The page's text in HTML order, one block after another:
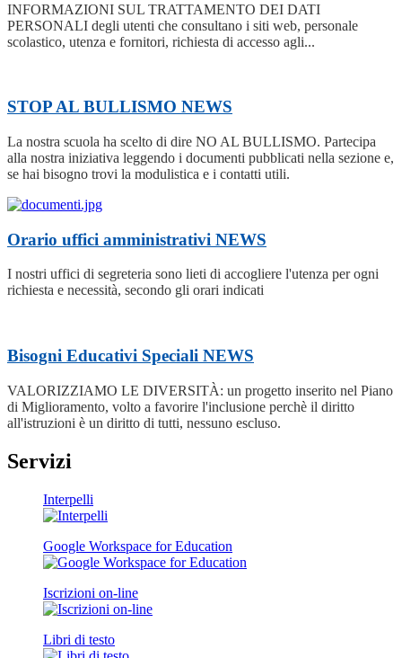
INFORMAZIONI SUL TRATTAMENTO DEI DATI
PERSONALI degli utenti che consultano i siti web, personale
scolastico, utenza e fornitori, richiesta di accesso agli...
STOP AL BULLISMO NEWS
La nostra scuola ha scelto di dire NO AL BULLISMO. Partecipa
alla nostra iniziativa leggendo i documenti pubblicati nella sezione e,
se hai bisogno trovi la modulistica e i contatti utili.
Orario uffici amministrativi NEWS
I nostri uffici di segreteria sono lieti di accogliere l'utenza per ogni
richiesta e necessità, secondo gli orari indicati
Bisogni Educativi Speciali NEWS
VALORIZZIAMO LE DIVERSITÀ: un progetto inserito nel Piano
di Miglioramento, volto a favorire l'inclusione perchè il diritto
all'istruzioni è un diritto di tutti, nessuno escluso.
Servizi
Interpelli
Google Workspace for Education
Iscrizioni on-line
Libri di testo